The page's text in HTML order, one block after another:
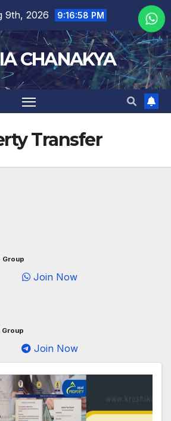
9th, 2026 9:16:58 PM
CHANAKYA
Transfer
Group
Join Now
Join Now